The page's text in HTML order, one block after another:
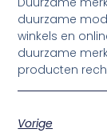
duurzame
winkels en
duurzame
producten
Vorige